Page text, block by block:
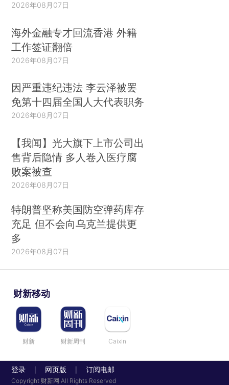
2026年08月07日
海外金融专才回流香港 外籍
工作签证翻倍
2026年08月07日
因严重违纪违法 李云泽被罢
免第十四届全国人大代表职务
2026年08月07日
【我闻】光大旗下上市公司出
售背后隐情 多人卷入医疗腐
败案被查
2026年08月07日
特朗普坚称美国防空弹药库存
充足 但不会向乌克兰提供更
多
2026年08月07日
财新移动
财新 财新周刊 Caixin
登录 网页版 订阅电邮
Copyright 财新网 All Rights Reserved